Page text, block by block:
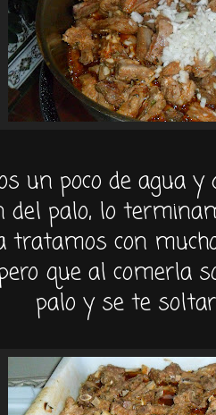
un poco de agua
del palo, lo
tratamos con
que al comerla
palo y se te